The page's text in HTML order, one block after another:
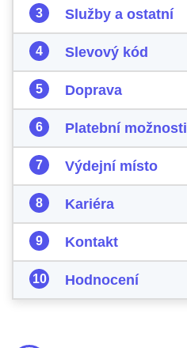
Služby a ostatní
Slevový kód
Doprava
Platební možnosti
Výdejní místo
Kariéra
Kontakt
Hodnocení